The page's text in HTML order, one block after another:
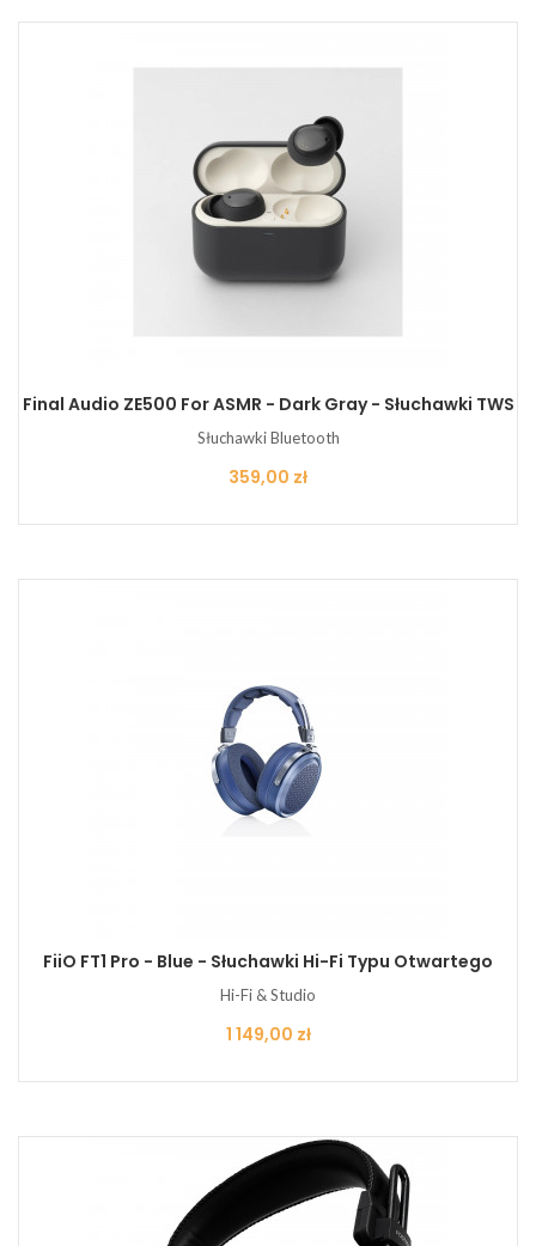
Final Audio ZE500 For ASMR - Dark Gray - Słuchawki TWS
Słuchawki Bluetooth
Cena
359,00 zł
FiiO FT1 Pro - Blue - Słuchawki Hi-Fi Typu Otwartego
Hi-Fi & Studio
Cena
1 149,00 zł